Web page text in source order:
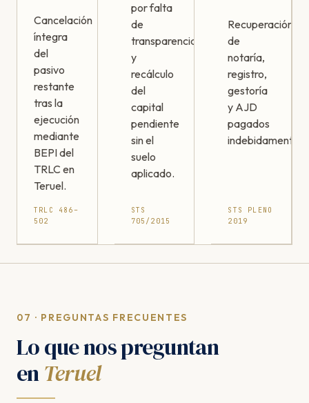
Cancelación
íntegra
del
pasivo
restante
tras la
ejecución
mediante
BEPI del
TRLC en
Teruel.
TRLC 486–
502
por falta
de
transparencia
y
recálculo
del
capital
pendiente
sin el
suelo
aplicado.
STS
705/2015
Recuperación
de
notaría,
registro,
gestoría
y AJD
pagados
indebidamente.
STS PLENO
2019
07 · PREGUNTAS FRECUENTES
Lo que nos preguntan
enTeruel